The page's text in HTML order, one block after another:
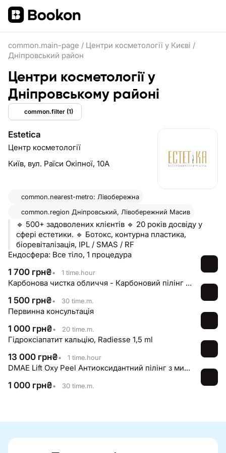
common.main-page / Центри косметології у Києві /
Дніпровський район
Центри косметології у
Дніпровському районі
common.filter (1)
Estetica
Центр косметології
Київ, вул. Раїси Окіпної, 10А
common.nearest-metro: Лівобережна
common.region Дніпровський, Лівобережний Масив
🔹 500+ задоволених клієнтів 🔹 20 років досвіду у
сфері естетики. 🔹 Ботокс, контурна пластика,
біоревіталізація, IPL / SMAS / RF
Ендосфера: Все тіло, 1 процедура
1 700 грн₴• 1 time.hour
Карбонова чистка обличчя - Карбоновий пілінг + неодимовий лазер
1 500 грн₴• 30 time.m.
Первинна консультація
1 000 грн₴• 20 time.m.
Гідроксіапатит кальцію, Radiesse 1,5 ml
13 000 грн₴• 1 time.hour
DMAE Lift Oxy Peel Антиоксидантний пілінг з миттєвим ліфтинг ефектом
1 000 грн₴• 30 time.m.